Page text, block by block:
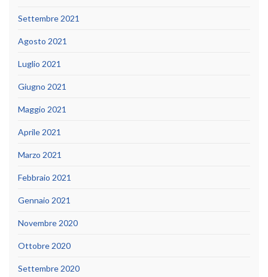
Settembre 2021
Agosto 2021
Luglio 2021
Giugno 2021
Maggio 2021
Aprile 2021
Marzo 2021
Febbraio 2021
Gennaio 2021
Novembre 2020
Ottobre 2020
Settembre 2020